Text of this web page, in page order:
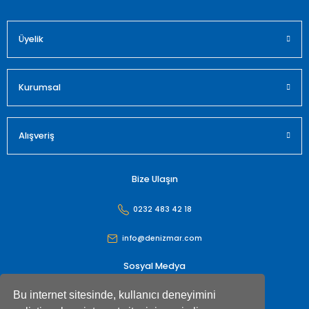
Bu internet sitesinde, kullanıcı deneyimini
Üyelik
Kurumsal
Alışveriş
Bize Ulaşın
0232 483 42 18
info@denizmar.com
Sosyal Medya